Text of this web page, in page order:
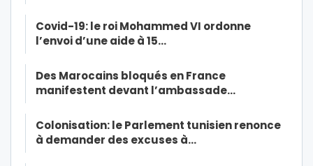
Covid-19: le roi Mohammed VI ordonne
l’envoi d’une aide à 15…
Des Marocains bloqués en France
manifestent devant l’ambassade…
Colonisation: le Parlement tunisien renonce
à demander des excuses à…